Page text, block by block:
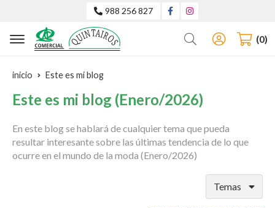
988 256 827
Buscar 0
inicio Este es mi blog
Este es mi blog (Enero/2026)
En este blog se hablará de cualquier tema que pueda
resultar interesante sobre las últimas tendencia de lo que
ocurre en el mundo de la moda (Enero/2026)
Temas